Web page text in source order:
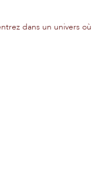
dans un univers où